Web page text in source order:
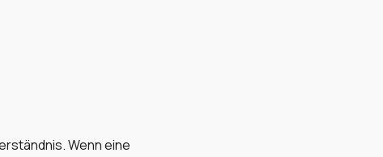
Wenn eine